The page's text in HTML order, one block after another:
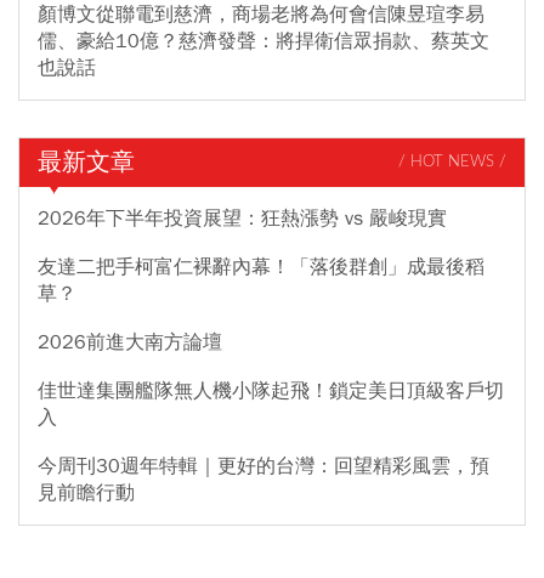
顏博文從聯電到慈濟，商場老將為何會信陳昱瑄李易
儒、豪給10億？慈濟發聲：將捍衛信眾捐款、蔡英文
也說話
最新文章 / HOT NEWS /
2026年下半年投資展望：狂熱漲勢 vs 嚴峻現實
友達二把手柯富仁裸辭內幕！「落後群創」成最後稻
草？
2026前進大南方論壇
佳世達集團艦隊無人機小隊起飛！鎖定美日頂級客戶切
入
今周刊30週年特輯｜更好的台灣：回望精彩風雲，預
見前瞻行動